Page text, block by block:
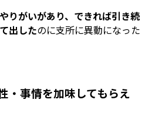
りがいがあり、できれば引き続
出したのに支所に異動になった
・事情を加味してもらえ